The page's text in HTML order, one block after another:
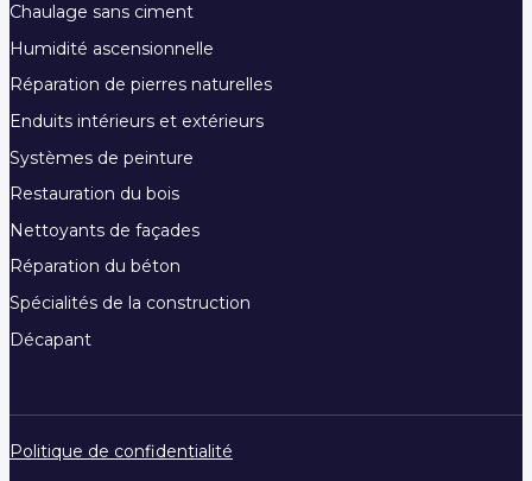
Chaulage sans ciment
Humidité ascensionnelle
Réparation de pierres naturelles
Enduits intérieurs et extérieurs
Systèmes de peinture
Restauration du bois
Nettoyants de façades
Réparation du béton
Spécialités de la construction
Décapant
Politique de confidentialité